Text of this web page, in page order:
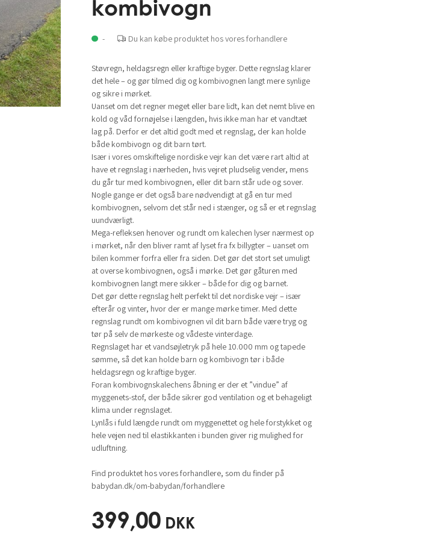
kombivogn
- Du kan købe produktet hos vores forhandlere
Støvregn, heldagsregn eller kraftige byger. Dette regnslag klarer
det hele – og gør tilmed dig og kombivognen langt mere synlige
og sikre i mørket.
Uanset om det regner meget eller bare lidt, kan det nemt blive en
kold og våd fornøjelse i længden, hvis ikke man har et vandtæt
lag på. Derfor er det altid godt med et regnslag, der kan holde
både kombivogn og dit barn tørt.
Især i vores omskiftelige nordiske vejr kan det være rart altid at
have et regnslag i nærheden, hvis vejret pludselig vender, mens
du går tur med kombivognen, eller dit barn står ude og sover.
Nogle gange er det også bare nødvendigt at gå en tur med
kombivognen, selvom det står ned i stænger, og så er et regnslag
uundværligt.
Mega-refleksen henover og rundt om kalechen lyser nærmest op
i mørket, når den bliver ramt af lyset fra fx billygter – uanset om
bilen kommer forfra eller fra siden. Det gør det stort set umuligt
at overse kombivognen, også i mørke. Det gør gåturen med
kombivognen langt mere sikker – både for dig og barnet.
Det gør dette regnslag helt perfekt til det nordiske vejr – især
efterår og vinter, hvor der er mange mørke timer. Med dette
regnslag rundt om kombivognen vil dit barn både være tryg og
tør på selv de mørkeste og vådeste vinterdage.
Regnslaget har et vandsøjletryk på hele 10.000 mm og tapede
sømme, så det kan holde barn og kombivogn tør i både
heldagsregn og kraftige byger.
Foran kombivognskalechens åbning er der et ”vindue” af
myggenets-stof, der både sikrer god ventilation og et behageligt
klima under regnslaget.
Lynlås i fuld længde rundt om myggenettet og hele forstykket og
hele vejen ned til elastikkanten i bunden giver rig mulighed for
udluftning.
Find produktet hos vores forhandlere, som du finder på
babydan.dk/om-babydan/forhandlere
399,00 DKK